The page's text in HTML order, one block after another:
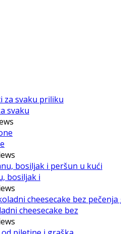
svaku
bosiljak i
cheesecake bez